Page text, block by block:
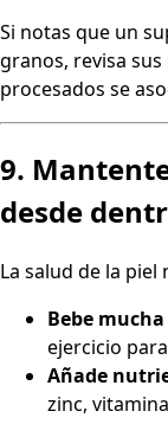
Si notas que un
granos, revisa
procesados se
9.
desde
La salud de la piel
Bebe
ejercicio
Añade
zinc,